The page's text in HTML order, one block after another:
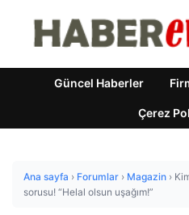
Güncel Haberler
Çerez
Ana sayfa › Forumlar › Magazin ›
sorusu! “Helal olsun uşağım!”